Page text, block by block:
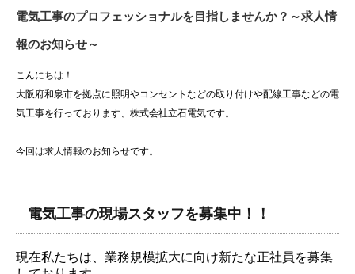
電気工事のプロフェッショナルを目指しませんか？～求人情
報のお知らせ～
こんにちは！
大阪府和泉市を拠点に照明やコンセントなどの取り付けや配線工事などの電
気工事を行っております、株式会社立石電気です。
今回は求人情報のお知らせです。
電気工事の現場スタッフを募集中！！
現在私たちは、業務規模拡大に向け新たな正社員を募集